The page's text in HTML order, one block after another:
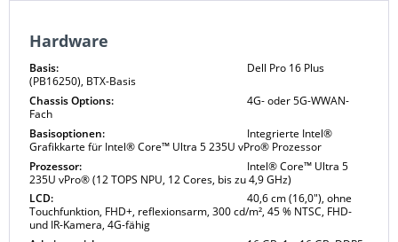
Hardware
Basis:
Dell Pro 16 Plus
(PB16250), BTX-Basis
Chassis Options:
4G- oder 5G-WWAN-
Fach
Basisoptionen:
Integrierte Intel®
Grafikkarte für Intel® Core™ Ultra 5 235U vPro® Prozessor
Prozessor:
Intel® Core™ Ultra 5
235U vPro® (12 TOPS NPU, 12 Cores, bis zu 4,9 GHz)
LCD:
40,6 cm (16,0"), ohne
Touchfunktion, FHD+, reflexionsarm, 300 cd/m², 45 % NTSC, FHD-
und IR-Kamera, 4G-fähig